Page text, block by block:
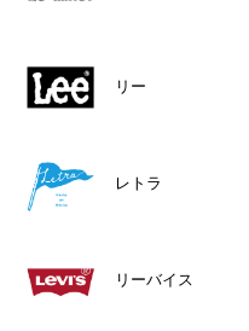
リー
レトラ
リーバイス